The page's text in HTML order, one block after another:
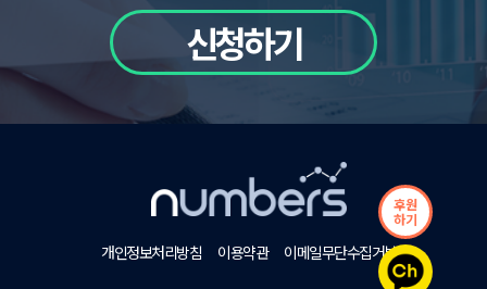
후원
하기
신청하기
개인정보처리방침 이용약관 이메일무단수집거부